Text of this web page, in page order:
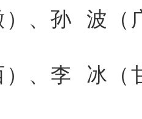
）、孙 波（
）、李 冰（